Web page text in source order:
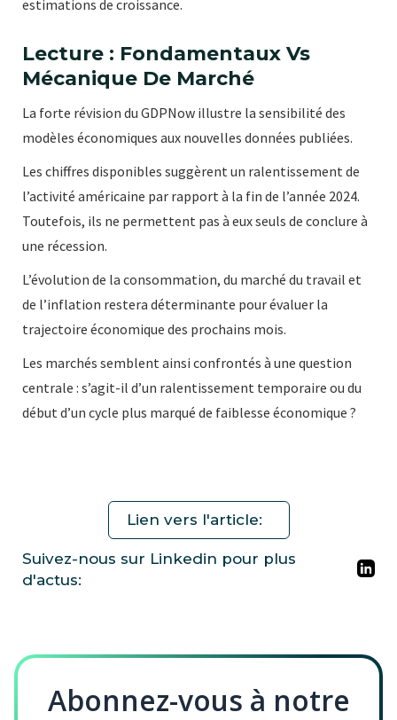
estimations de croissance.
Lecture : Fondamentaux Vs
Mécanique De Marché
La forte révision du GDPNow illustre la sensibilité des
modèles économiques aux nouvelles données publiées.
Les chiffres disponibles suggèrent un ralentissement de
l’activité américaine par rapport à la fin de l’année 2024.
Toutefois, ils ne permettent pas à eux seuls de conclure à
une récession.
L’évolution de la consommation, du marché du travail et
de l’inflation restera déterminante pour évaluer la
trajectoire économique des prochains mois.
Les marchés semblent ainsi confrontés à une question
centrale : s’agit-il d’un ralentissement temporaire ou du
début d’un cycle plus marqué de faiblesse économique ?
Lien vers l'article:
Suivez-nous sur Linkedin pour plus
d'actus:
Abonnez-vous à notre